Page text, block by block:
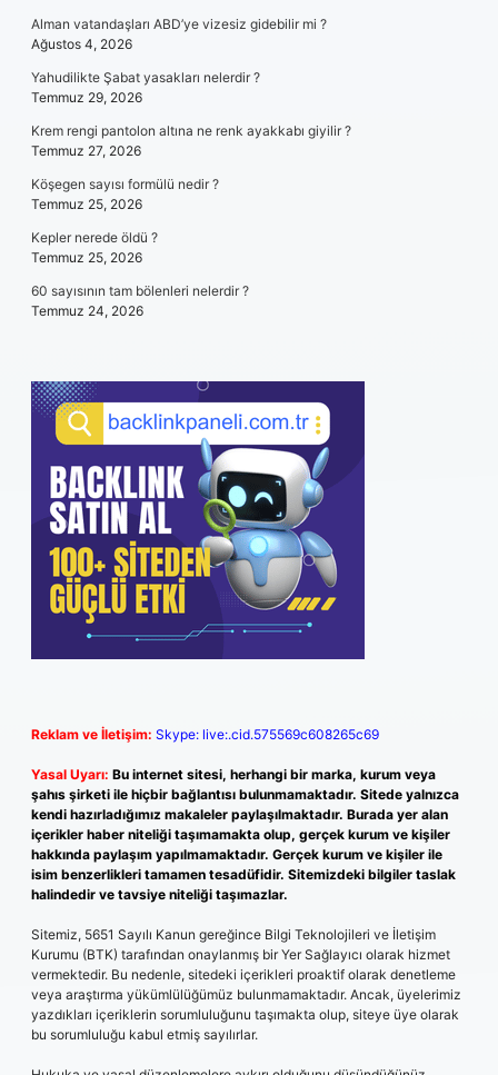
Alman vatandaşları ABD’ye vizesiz gidebilir mi ?
Ağustos 4, 2026
Yahudilikte Şabat yasakları nelerdir ?
Temmuz 29, 2026
Krem rengi pantolon altına ne renk ayakkabı giyilir ?
Temmuz 27, 2026
Köşegen sayısı formülü nedir ?
Temmuz 25, 2026
Kepler nerede öldü ?
Temmuz 25, 2026
60 sayısının tam bölenleri nelerdir ?
Temmuz 24, 2026
Reklam ve İletişim: Skype: live:.cid.575569c608265c69
Yasal Uyarı: Bu internet sitesi, herhangi bir marka, kurum veya
şahıs şirketi ile hiçbir bağlantısı bulunmamaktadır. Sitede yalnızca
kendi hazırladığımız makaleler paylaşılmaktadır. Burada yer alan
içerikler haber niteliği taşımamakta olup, gerçek kurum ve kişiler
hakkında paylaşım yapılmamaktadır. Gerçek kurum ve kişiler ile
isim benzerlikleri tamamen tesadüfidir. Sitemizdeki bilgiler taslak
halindedir ve tavsiye niteliği taşımazlar.
Sitemiz, 5651 Sayılı Kanun gereğince Bilgi Teknolojileri ve İletişim
Kurumu (BTK) tarafından onaylanmış bir Yer Sağlayıcı olarak hizmet
vermektedir. Bu nedenle, sitedeki içerikleri proaktif olarak denetleme
veya araştırma yükümlülüğümüz bulunmamaktadır. Ancak, üyelerimiz
yazdıkları içeriklerin sorumluluğunu taşımakta olup, siteye üye olarak
bu sorumluluğu kabul etmiş sayılırlar.